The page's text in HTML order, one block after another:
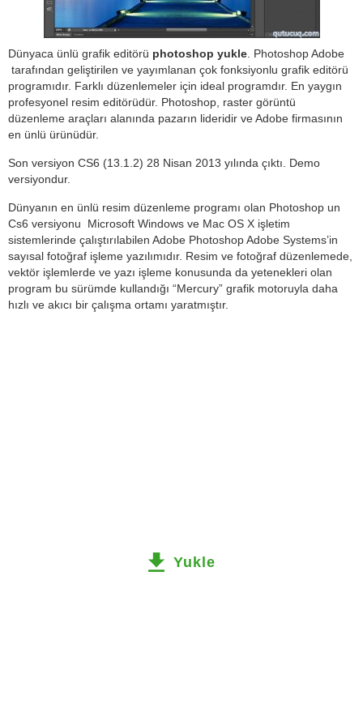
Dünyaca ünlü grafik editörü photoshop yukle . Photoshop Adobe
tarafından geliştirilen ve yayımlanan çok fonksiyonlu grafik editörü
programıdır. Farklı düzenlemeler için ideal programdır. En yaygın
profesyonel resim editörüdür. Photoshop, raster görüntü
düzenleme araçları alanında pazarın lideridir ve Adobe firmasının
en ünlü ürünüdür.
Son versiyon CS6 (13.1.2) 28 Nisan 2013 yılında çıktı. Demo
versiyondur.
Dünyanın en ünlü resim düzenleme programı olan Photoshop un
Cs6 versiyonu Microsoft Windows ve Mac OS X işletim
sistemlerinde çalıştırılabilen Adobe Photoshop Adobe Systems’in
sayısal fotoğraf işleme yazılımıdır. Resim ve fotoğraf düzenlemede,
vektör işlemlerde ve yazı işleme konusunda da yetenekleri olan
program bu sürümde kullandığı “Mercury” grafik motoruyla daha
hızlı ve akıcı bir çalışma ortamı yaratmıştır.
Yukle